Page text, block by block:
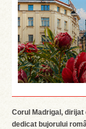
Corul Madrigal,
dedicat bujorului